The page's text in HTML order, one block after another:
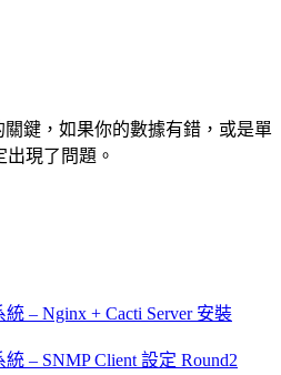
關鍵，如果你的數據有錯，或是單
現了問題。
– Nginx + Cacti Server 安裝
– SNMP Client 設定 Round2